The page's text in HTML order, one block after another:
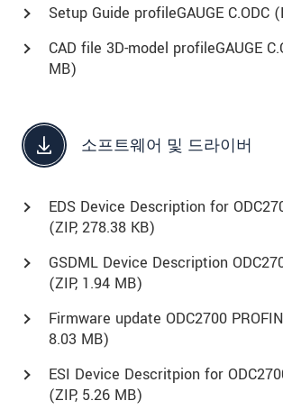
Setup Guide profileGAUGE C.ODC (
CAD file 3D-model profileGAUGE
MB)
소프트웨어 및 드라이버
EDS Device Description for
(ZIP, 278.38 KB)
GSDML Device Description
(ZIP, 1.94 MB)
Firmware update ODC2700
8.03 MB)
ESI Device Descritpion for
(ZIP, 5.26 MB)